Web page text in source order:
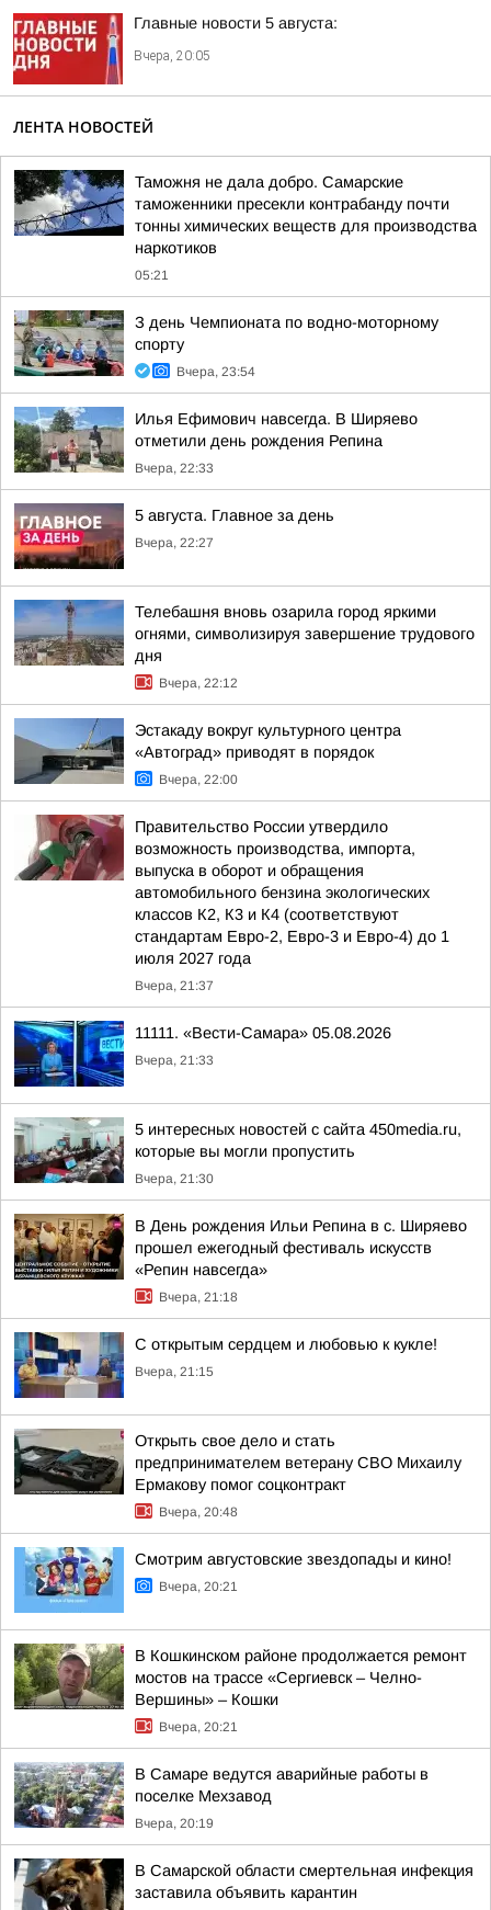
Главные новости 5 августа:
Вчера, 20:05
ЛЕНТА НОВОСТЕЙ
Таможня не дала добро. Самарские
таможенники пресекли контрабанду почти
тонны химических веществ для производства
наркотиков
05:21
З день Чемпионата по водно-моторному
спорту
Вчера, 23:54
Илья Ефимович навсегда. В Ширяево
отметили день рождения Репина
Вчера, 22:33
5 августа. Главное за день
Вчера, 22:27
Телебашня вновь озарила город яркими
огнями, символизируя завершение трудового
дня
Вчера, 22:12
Эстакаду вокруг культурного центра
«Автоград» приводят в порядок
Вчера, 22:00
Правительство России утвердило
возможность производства, импорта,
выпуска в оборот и обращения
автомобильного бензина экологических
классов К2, К3 и К4 (соответствуют
стандартам Евро-2, Евро-3 и Евро-4) до 1
июля 2027 года
Вчера, 21:37
11111. «Вести-Самара» 05.08.2026
Вчера, 21:33
5 интересных новостей с сайта 450media.ru,
которые вы могли пропустить
Вчера, 21:30
В День рождения Ильи Репина в с. Ширяево
прошел ежегодный фестиваль искусств
«Репин навсегда»
Вчера, 21:18
С открытым сердцем и любовью к кукле!
Вчера, 21:15
Открыть свое дело и стать
предпринимателем ветерану СВО Михаилу
Ермакову помог соцконтракт
Вчера, 20:48
Смотрим августовские звездопады и кино!
Вчера, 20:21
В Кошкинском районе продолжается ремонт
мостов на трассе «Сергиевск – Челно-
Вершины» – Кошки
Вчера, 20:21
В Самаре ведутся аварийные работы в
поселке Мехзавод
Вчера, 20:19
В Самарской области смертельная инфекция
заставила объявить карантин